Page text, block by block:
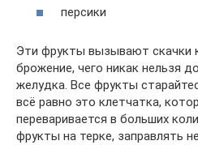
персики
Эти фрукты вызывают скачки
брожение, чего никак нельзя
желудка. Все фрукты
всё равно это клетчатка,
переваривается в больших
фрукты на терке, заправлять